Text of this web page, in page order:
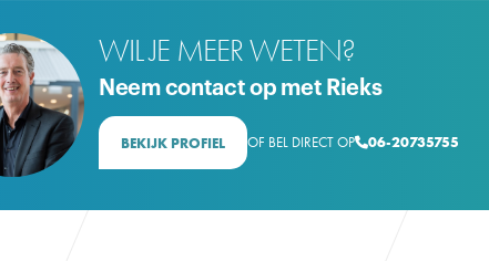
WIL JE MEER WETEN?
Neem contact op met Rieks
BEKIJK PROFIEL OF BEL DIRECT OP06-20735755